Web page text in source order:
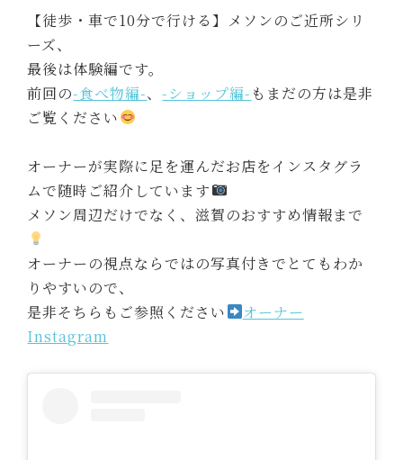
【徒歩・車で10分で行ける】メソンのご近所シリ
ーズ、
最後は体験編です。
前回の-食べ物編-、-ショップ編- もまだの方は是非
ご覧ください
オーナーが実際に足を運んだお店をインスタグラ
ムで随時ご紹介しています
メソン周辺だけでなく、滋賀のおすすめ情報まで
オーナーの視点ならではの写真付きでとてもわか
りやすいので、
是非そちらもご参照ください
オーナー
Instagram